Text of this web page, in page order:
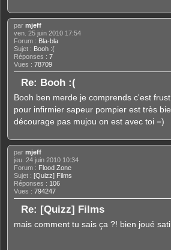
par mjeff
ven. 25 juin 2010 17:54
Forum : Bla-bla
Sujet : Booh :(
Réponses : 7
Vues : 78709
Re: Booh :(
Booh ben merde je comprends c'est
pour infirmier sapeur pompier est très
décourage pas mujou on est avec toi =)
par mjeff
jeu. 24 juin 2010 10:34
Forum : Flood Zone
Sujet : [Quizz] Films
Réponses : 106
Vues : 794247
Re: [Quizz] Films
mais comment tu sais ça ?! bien joué sati